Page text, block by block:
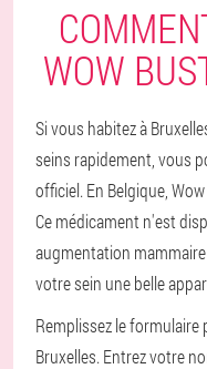
WOW
Si vous habitez à
seins rapidement, vous
officiel. En Belgique,
Ce médicament n'est
augmentation
votre sein une belle
Remplissez le
Bruxelles. Entrez votre